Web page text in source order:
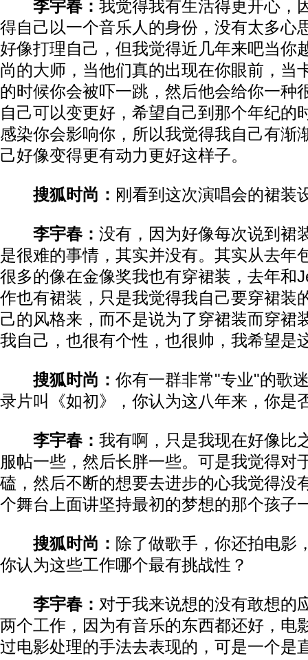
李宇春： 我觉得我有生活得更开心，
得自己以一个音乐人的身份，没有太多心
好像打理自己，但我觉得近几年来吧当你
尚的大师，当他们真的出现在你眼前，当
的时候你会被吓一跳，然后他会给你一种
自己可以变更好，希望自己到那个年纪的
感染你会影响你，所以我觉得我自己有渐
己好像变得更有动力更好这样子。
搜狐时尚： 刚看到这次演唱会的裙装
李宇春： 没有，因为好像每次说到裙
是很难的事情，其实并没有。其实从去年
很多的像在金像奖我也有穿裙装，去年和
作也有裙装，只是我觉得我自己要穿裙装
己的风格来，而不是说为了穿裙装而穿裙
我自己，也很有个性，也很帅，我希望是
搜狐时尚： 你有一群非常"专业"的歌
录片叫《如初》，你认为这八年来，你是
李宇春： 我有啊，只是我现在好像比
服帖一些，然后长胖一些。可是我觉得对
磕，然后不断的想要去进步的心我觉得没
个舞台上面讲坚持最初的梦想的那个孩子
搜狐时尚： 除了做歌手，你还拍电影
你认为这些工作哪个最有挑战性？
李宇春： 对于我来说想的没有敢想的
两个工作，因为有音乐的东西都还好，电
过电影处理的手法去表现的，可是一个是